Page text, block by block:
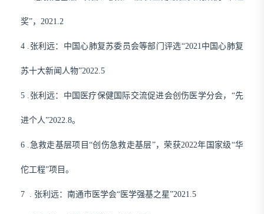
奖”，2021.2
4 .张利远：中国心肺复苏委员会等部门评选“2021中国心肺复
苏十大新闻人物”2022.5
5 . 张利远：中国医疗保健国际交流促进会创伤医学分会，“先
进个人”2022.8。
6 .急救走基层项目“创伤急救走基层”，荣获2022年国家级“华
佗工程”项目。
7 . 张利远：南通市医学会“医学强基之星”2021.5